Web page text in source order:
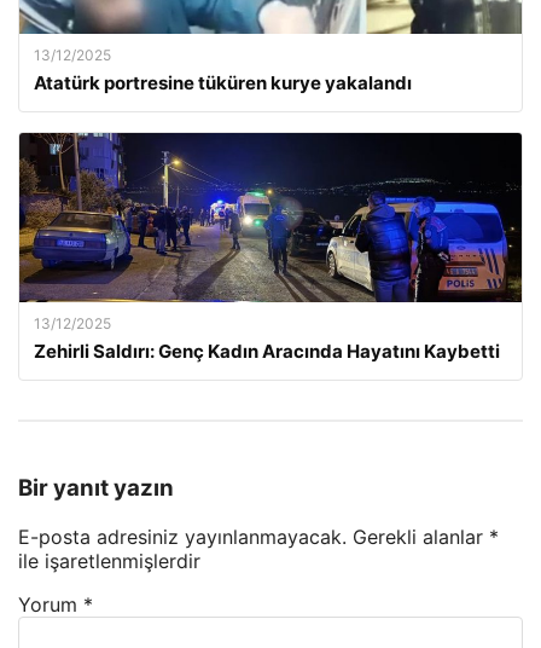
13/12/2025
Atatürk portresine tüküren kurye yakalandı
13/12/2025
Zehirli Saldırı: Genç Kadın Aracında Hayatını Kaybetti
Bir yanıt yazın
E-posta adresiniz yayınlanmayacak. Gerekli alanlar *
ile işaretlenmişlerdir
Yorum *